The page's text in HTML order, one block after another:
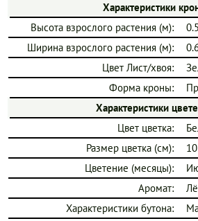
Характеристики
Высота взрослого растения (м):
0.5
Ширина взрослого растения (м):
Цвет Лист/хвоя:
Форма кроны:
Характеристики
Цвет цветка:
Размер цветка (см):
10
Цветение (месяцы):
Аромат:
Характеристики бутона: